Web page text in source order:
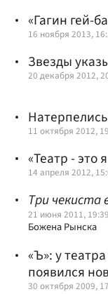
«Гагин гей-
16 ноября 2013,
Звезды
20 декабря 2012,
11 октября 2012,
«Театр - это
14 апреля 2012,
Три
21 июня 2011, 19:39
Божена Рынска
«Ъ»: у
появился
30 октября 2009,